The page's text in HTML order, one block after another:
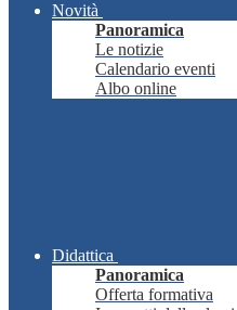
Novità
Panoramica
Le notizie
Calendario eventi
Albo online
Didattica
Panoramica
Offerta formativa